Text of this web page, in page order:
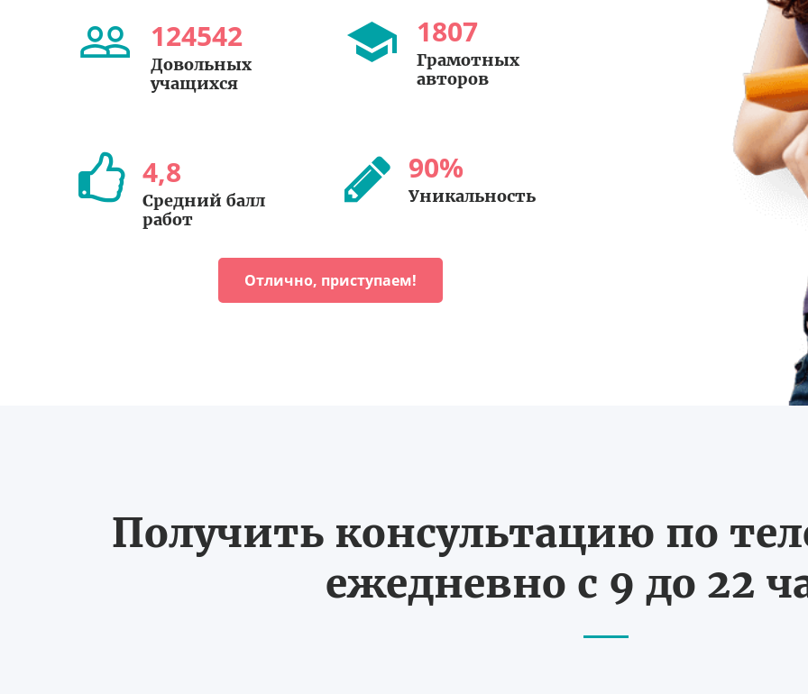
124542
Довольных
учащихся
1807
Грамотных
авторов
4,8
Cредний балл
работ
90%
Уникальность
Отлично, приступаем!
Получить консультацию по
ежедневно с 9 до 22